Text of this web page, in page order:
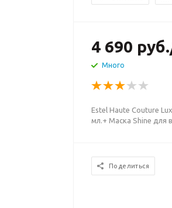
4 690 руб.
Много
Estel Haute Couture
мл.+ Маска Shine для
Поделиться